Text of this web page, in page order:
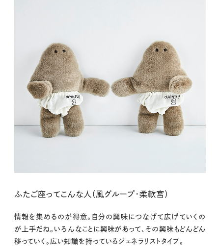
ふたご座ってこんな人（風グループ・柔軟宮）
情報を集めるのが得意。自分の興味につなげて広げていくの
が上手だね。いろんなことに興味があって、その興味もどんどん
移っていく。広い知識を持っているジェネラリストタイプ。